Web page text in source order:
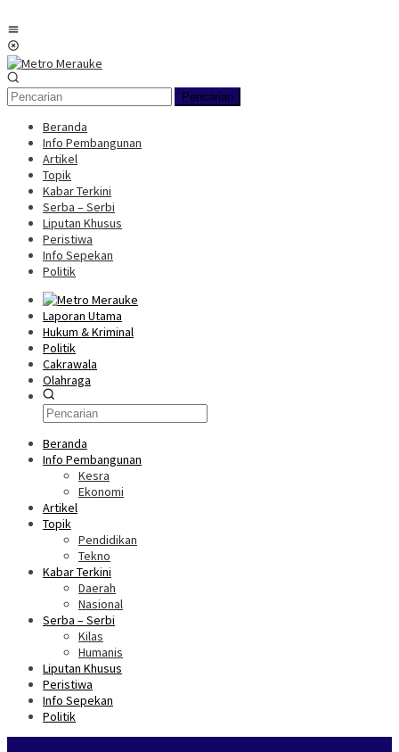
ke
konten
Pencarian
Beranda
Info Pembangunan
Artikel
Topik
Kabar Terkini
Serba – Serbi
Liputan Khusus
Peristiwa
Info Sepekan
Politik
Laporan Utama
Hukum & Kriminal
Politik
Cakrawala
Olahraga
Beranda
Info Pembangunan
Kesra
Ekonomi
Artikel
Topik
Pendidikan
Tekno
Kabar Terkini
Daerah
Nasional
Serba – Serbi
Kilas
Humanis
Liputan Khusus
Peristiwa
Info Sepekan
Politik